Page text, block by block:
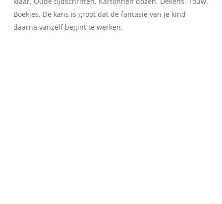
Boekjes. De kans is groot dat de fantasie van je kind
daarna vanzelf begint te werken.